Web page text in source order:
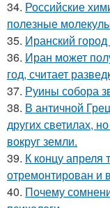
34. Российские
полезные
35. Иранский
36. Иран может
год, считает
37. Руины собора
38. В античной
других светилах,
вокруг земли.
39. К концу апреля
отремонтирован и
40. Почему